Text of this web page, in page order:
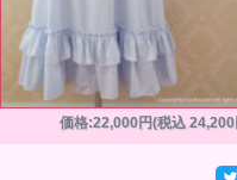
価格:22,000円(税込 24,200